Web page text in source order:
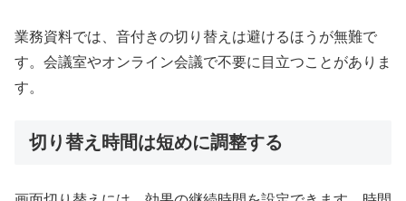
業務資料では、音付きの切り替えは避けるほうが無難で
す。会議室やオンライン会議で不要に目立つことがありま
す。
切り替え時間は短めに調整する